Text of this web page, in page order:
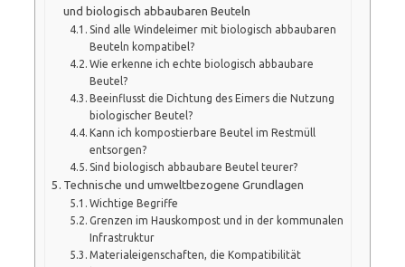
und biologisch abbaubaren Beuteln
Sind alle Windeleimer mit biologisch abbaubaren
Beuteln kompatibel?
Wie erkenne ich echte biologisch abbaubare
Beutel?
Beeinflusst die Dichtung des Eimers die Nutzung
biologischer Beutel?
Kann ich kompostierbare Beutel im Restmüll
entsorgen?
Sind biologisch abbaubare Beutel teurer?
Technische und umweltbezogene Grundlagen
Wichtige Begriffe
Grenzen im Hauskompost und in der kommunalen
Infrastruktur
Materialeigenschaften, die Kompatibilität